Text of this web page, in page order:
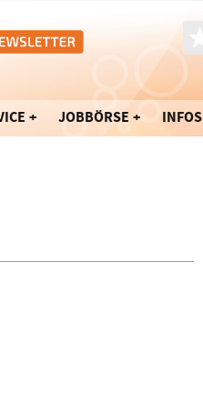
JOBBÖRSE INFOS